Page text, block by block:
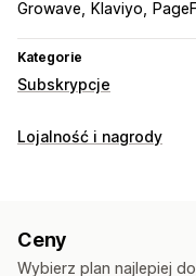
Growave
Klaviyo
Kategorie
Subskrypcje
Rodzaje subskrypcji
Pudełka z subskrypcją
Lojalność i nagrody
Programy afiliacyjne
Programy
Ceny
Wybierz plan najlepiej